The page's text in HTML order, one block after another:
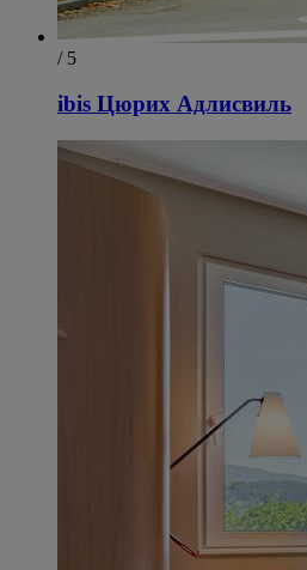
/ 5
ibis Цюрих Адлисвиль